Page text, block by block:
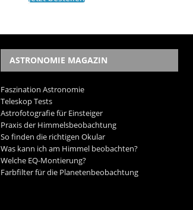
ASTRONOMIE MAGAZIN
Faszination Astronomie
Teleskop Tests
Astrofotografie für Einsteiger
Praxis der Himmelsbeobachtung
So finden die richtigen Okular
Was kann ich am Himmel beobachten?
Welche EQ-Montierung?
Farbfilter für die Planetenbeobachtung